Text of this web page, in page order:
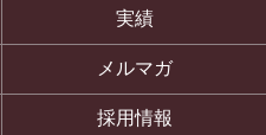
実績
メルマガ
採用情報